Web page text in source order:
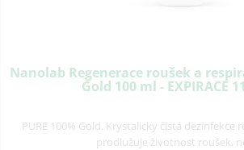
Nanolab Regenerace roušek a
Gold 100 ml - EXPIRACE
PURE 100% Gold. Krystalicky čistá dezinfekce
prodlužuje životnost roušek,